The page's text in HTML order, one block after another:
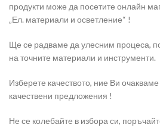
продукти може да посетите онлайн
„Ел. материали и осветление“ !
Ще се радваме да улесним процеса,
на точните материали и инструменти.
Изберете качеството, ние Ви
качествени предложения !
Не се колебайте в избора си,